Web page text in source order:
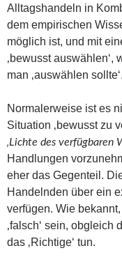
Alltagshandeln in
dem empirischen
möglich ist, und mit
‚bewusst
man ‚auswählen sollte‘.
Normalerweise ist es
Situation ‚bewusst zu
‚Lichte des verfügbaren
Handlungen
eher das Gegenteil.
Handelnden über ein
verfügen. Wie
‚falsch‘ sein,
das ‚Richtige‘ tun.